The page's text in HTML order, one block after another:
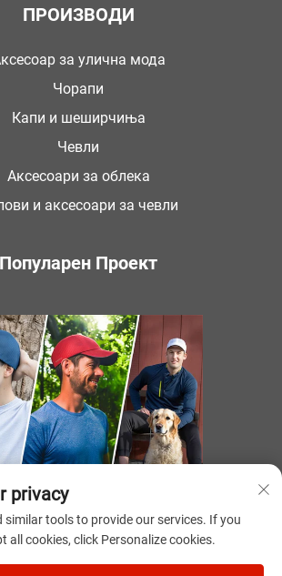
ПРОИЗВОДИ
за улична мода
Чорапи
Капи и шеширчиња
Чевли
Аксесоари за облека
и аксесоари за чевли
Популарен Проект
2025 година NINGBO YOUKI UNITE IMP &
privacy
similar tools to provide our services. If you
all cookies, click Personalize cookies.